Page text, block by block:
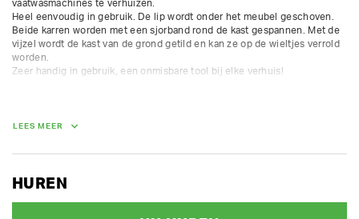
vaatwasmachines te verhuizen.
Heel eenvoudig in gebruik. De lip wordt onder het meubel geschoven.
Beide karren worden met een sjorband rond de kast gespannen. Met de
vijzel wordt de kast van de grond getild en kan ze op de wieltjes verrold
worden.
Zeer handig in gebruik, een onmisbare tool bij elke verhuis!
LEES MEER
HUREN